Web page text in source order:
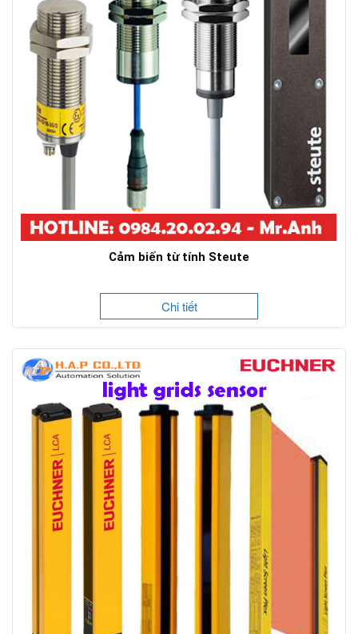
Cảm biến từ tính Steute
Chi tiết